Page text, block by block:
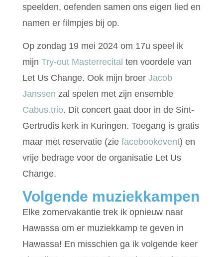
speelden, oefenden samen ons eigen lied en
namen er filmpjes bij op.
Op zondag 19 mei 2024 om 17u speel ik
mijn Try-out Masterrecital ten voordele van
Let Us Change. Ook mijn broer Jacob
Janssen zal spelen met zijn ensemble
Cabus.trio. Dit concert gaat door in de Sint-
Gertrudis kerk in Kuringen. Toegang is gratis
maar met reservatie (zie facebookevent) en
vrije bedrage voor de organisatie Let Us
Change.
Volgende muziekkampen
Elke zomervakantie trek ik opnieuw naar
Hawassa om er muziekkamp te geven in
Hawassa! En misschien ga ik volgende keer